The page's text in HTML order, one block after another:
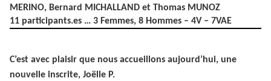
MERINO, Bernard MICHALLAND et Thomas MUNOZ
11 participants.es … 3 Femmes, 8 Hommes – 4V – 7VAE
C’est avec plaisir que nous accueillons aujourd’hui, une
nouvelle inscrite, Joëlle P.